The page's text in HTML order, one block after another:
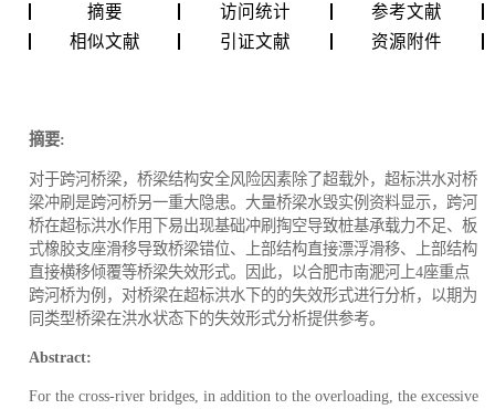
摘要 访问统计
参考文献
相似文献
引证文献 资源附件
摘要:
对于跨河桥梁，桥梁结构安全风险因素除了超载外，超标洪水对桥
梁冲刷是跨河桥另一重大隐患。大量桥梁水毁实例资料显示，跨河
桥在超标洪水作用下易出现基础冲刷掏空导致桩基承载力不足、板
式橡胶支座滑移导致桥梁错位、上部结构直接漂浮滑移、上部结构
直接横移倾覆等桥梁失效形式。因此，以合肥市南淝河上4座重点
跨河桥为例，对桥梁在超标洪水下的的失效形式进行分析，以期为
同类型桥梁在洪水状态下的失效形式分析提供参考。
Abstract:
For the cross-river bridges, in addition to the overloading, the excessive